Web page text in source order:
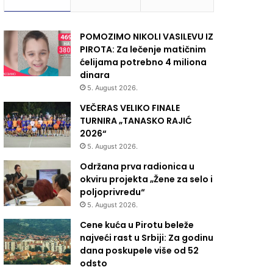
POMOZIMO NIKOLI VASILEVU IZ
PIROTA: Za lečenje matičnim
ćelijama potrebno 4 miliona
dinara
5. August 2026.
VEČERAS VELIKO FINALE
TURNIRA „TANASKO RAJIĆ
2026“
5. August 2026.
Održana prva radionica u
okviru projekta „Žene za selo i
poljoprivredu“
5. August 2026.
Cene kuća u Pirotu beleže
najveći rast u Srbiji: Za godinu
dana poskupele više od 52
odsto